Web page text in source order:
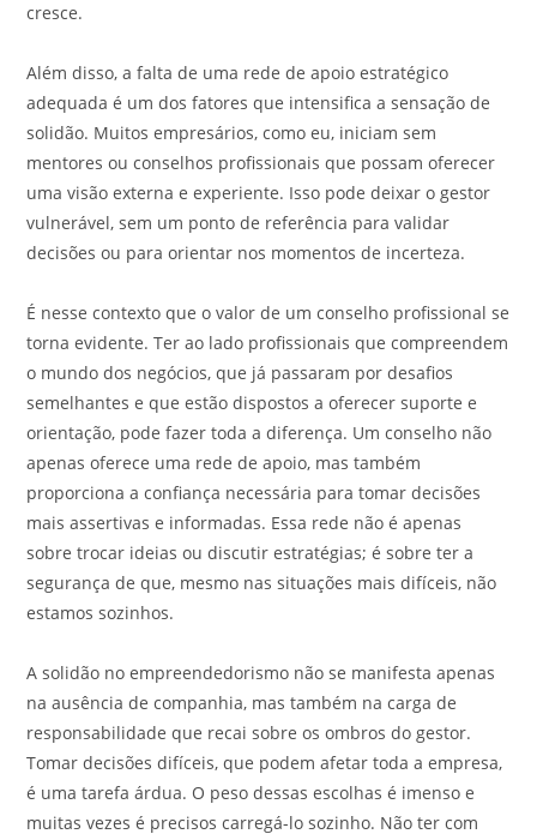
cresce.
Além disso, a falta de uma rede de apoio estratégico
adequada é um dos fatores que intensifica a sensação de
solidão. Muitos empresários, como eu, iniciam sem
mentores ou conselhos profissionais que possam oferecer
uma visão externa e experiente. Isso pode deixar o gestor
vulnerável, sem um ponto de referência para validar
decisões ou para orientar nos momentos de incerteza.
É nesse contexto que o valor de um conselho profissional se
torna evidente. Ter ao lado profissionais que compreendem
o mundo dos negócios, que já passaram por desafios
semelhantes e que estão dispostos a oferecer suporte e
orientação, pode fazer toda a diferença. Um conselho não
apenas oferece uma rede de apoio, mas também
proporciona a confiança necessária para tomar decisões
mais assertivas e informadas. Essa rede não é apenas
sobre trocar ideias ou discutir estratégias; é sobre ter a
segurança de que, mesmo nas situações mais difíceis, não
estamos sozinhos.
A solidão no empreendedorismo não se manifesta apenas
na ausência de companhia, mas também na carga de
responsabilidade que recai sobre os ombros do gestor.
Tomar decisões difíceis, que podem afetar toda a empresa,
é uma tarefa árdua. O peso dessas escolhas é imenso e
muitas vezes é precisos carregá-lo sozinho. Não ter com